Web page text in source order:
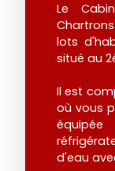
Le
lots
situé au
Il est
où vous
d'eau